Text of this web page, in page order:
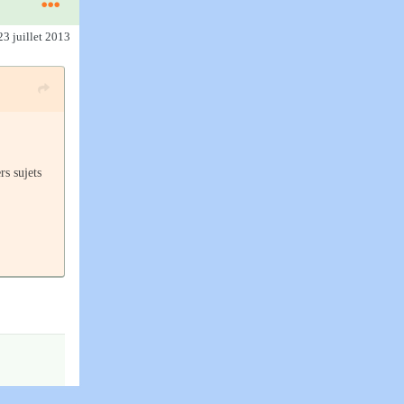
juillet 2013
sujets